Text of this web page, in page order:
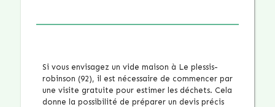
Si vous envisagez un vide maison à Le plessis-
robinson (92), il est nécessaire de commencer par
une visite gratuite pour estimer les déchets. Cela
donne la possibilité de préparer un devis précis